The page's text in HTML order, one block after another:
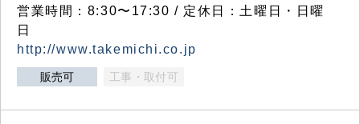
営業時間：8:30〜17:30 / 定休日：土曜日・日曜
日
http://www.takemichi.co.jp
販売可 工事・取付可